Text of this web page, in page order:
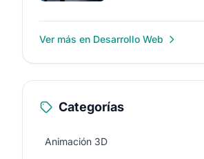
Ver más en Desarrollo Web
Categorías
Animación 3D